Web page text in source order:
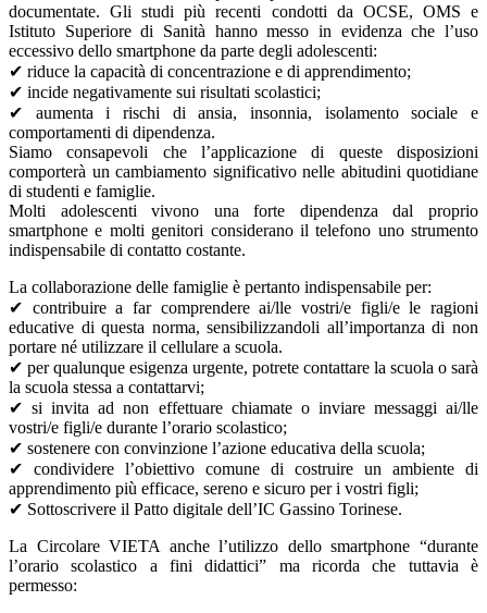
documentate. Gli studi più recenti condotti da OCSE, OMS e
Istituto Superiore di Sanità hanno messo in evidenza che l’uso
eccessivo dello smartphone da parte degli adolescenti:
✔ riduce la capacità di concentrazione e di apprendimento;
✔ incide negativamente sui risultati scolastici;
✔ aumenta i rischi di ansia, insonnia, isolamento sociale e
comportamenti di dipendenza.
Siamo consapevoli che l’applicazione di queste disposizioni
comporterà un cambiamento significativo nelle abitudini quotidiane
di studenti e famiglie.
Molti adolescenti vivono una forte dipendenza dal proprio
smartphone e molti genitori considerano il telefono uno strumento
indispensabile di contatto costante.
La collaborazione delle famiglie è pertanto indispensabile per:
✔ contribuire a far comprendere ai/lle vostri/e figli/e le ragioni
educative di questa norma, sensibilizzandoli all’importanza di non
portare né utilizzare il cellulare a scuola.
✔ per qualunque esigenza urgente, potrete contattare la scuola o sarà
la scuola stessa a contattarvi;
✔ si invita ad non effettuare chiamate o inviare messaggi ai/lle
vostri/e figli/e durante l’orario scolastico;
✔ sostenere con convinzione l’azione educativa della scuola;
✔ condividere l’obiettivo comune di costruire un ambiente di
apprendimento più efficace, sereno e sicuro per i vostri figli;
✔ Sottoscrivere il Patto digitale dell’IC Gassino Torinese.
La Circolare VIETA anche l’utilizzo dello smartphone “durante
l’orario scolastico a fini didattici” ma ricorda che tuttavia è
permesso: